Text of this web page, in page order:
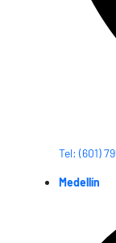
Tel: (601)
Medellín